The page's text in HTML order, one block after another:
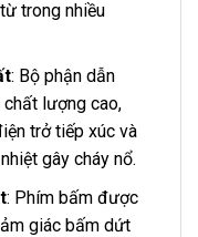
trong nhiều
: Bộ phận dẫn
lượng cao,
trở tiếp xúc và
gây cháy nổ.
: Phím bấm được
giác bấm dứt